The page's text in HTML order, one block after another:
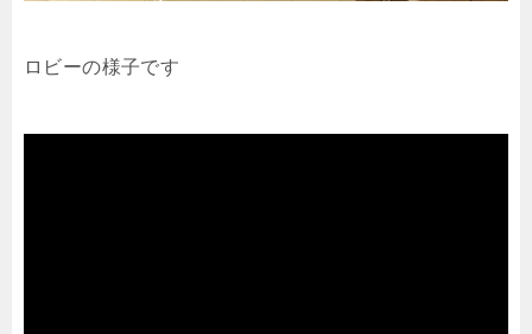
ロビーの様子です